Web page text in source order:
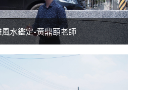
風水鑑定-黃鼎頤老師